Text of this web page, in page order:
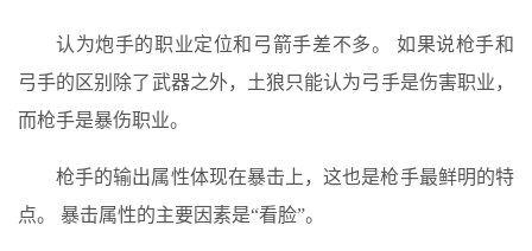
认为炮手的职业定位和弓箭手差不多。 如果说枪手和
弓手的区别除了武器之外，土狼只能认为弓手是伤害职业，
而枪手是暴伤职业。
枪手的输出属性体现在暴击上，这也是枪手最鲜明的特
点。 暴击属性的主要因素是“看脸”。